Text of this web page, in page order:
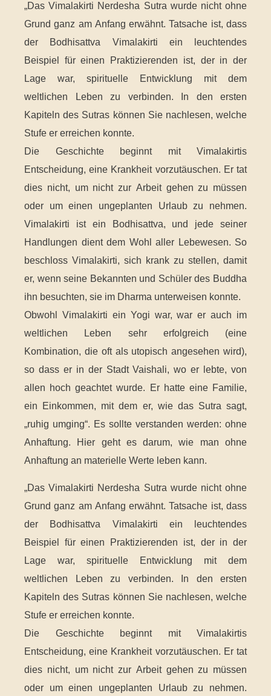
„Das Vimalakirti Nerdesha Sutra wurde nicht ohne
Grund ganz am Anfang erwähnt. Tatsache ist, dass
der Bodhisattva Vimalakirti ein leuchtendes
Beispiel für einen Praktizierenden ist, der in der
Lage war, spirituelle Entwicklung mit dem
weltlichen Leben zu verbinden. In den ersten
Kapiteln des Sutras können Sie nachlesen, welche
Stufe er erreichen konnte.
Die Geschichte beginnt mit Vimalakirtis
Entscheidung, eine Krankheit vorzutäuschen. Er tat
dies nicht, um nicht zur Arbeit gehen zu müssen
oder um einen ungeplanten Urlaub zu nehmen.
Vimalakirti ist ein Bodhisattva, und jede seiner
Handlungen dient dem Wohl aller Lebewesen. So
beschloss Vimalakirti, sich krank zu stellen, damit
er, wenn seine Bekannten und Schüler des Buddha
ihn besuchten, sie im Dharma unterweisen konnte.
Obwohl Vimalakirti ein Yogi war, war er auch im
weltlichen Leben sehr erfolgreich (eine
Kombination, die oft als utopisch angesehen wird),
so dass er in der Stadt Vaishali, wo er lebte, von
allen hoch geachtet wurde. Er hatte eine Familie,
ein Einkommen, mit dem er, wie das Sutra sagt,
„ruhig umging“. Es sollte verstanden werden: ohne
Anhaftung. Hier geht es darum, wie man ohne
Anhaftung an materielle Werte leben kann.
„Das Vimalakirti Nerdesha Sutra wurde nicht ohne
Grund ganz am Anfang erwähnt. Tatsache ist, dass
der Bodhisattva Vimalakirti ein leuchtendes
Beispiel für einen Praktizierenden ist, der in der
Lage war, spirituelle Entwicklung mit dem
weltlichen Leben zu verbinden. In den ersten
Kapiteln des Sutras können Sie nachlesen, welche
Stufe er erreichen konnte.
Die Geschichte beginnt mit Vimalakirtis
Entscheidung, eine Krankheit vorzutäuschen. Er tat
dies nicht, um nicht zur Arbeit gehen zu müssen
oder um einen ungeplanten Urlaub zu nehmen.